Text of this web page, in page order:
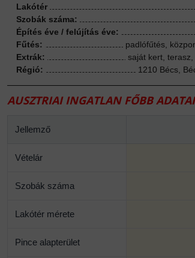
Lakótér
Szobák száma:
Építés éve / felújítás éve:
Fűtés:
padlófűtés,
Extrák:
saját kert,
Régió:
1210 Bécs,
AUSZTRIAI INGATLAN FŐBB ADATAI
Jellemző
Vételár
Szobák száma
Lakótér mérete
Pince alapterület